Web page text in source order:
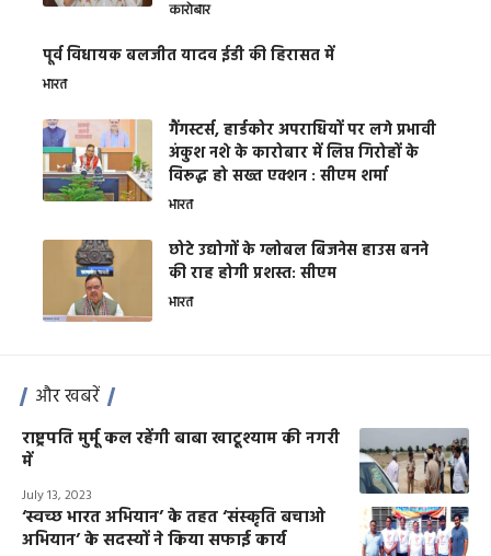
कारोबार
पूर्व विधायक बलजीत यादव ईडी की हिरासत में
भारत
गैंगस्टर्स, हार्डकोर अपराधियों पर लगे प्रभावी
अंकुश नशे के कारोबार में लिप्त गिरोहों के
विरूद्ध हो सख्त एक्शन : सीएम शर्मा
भारत
छोटे उद्योगों के ग्लोबल बिजनेस हाउस बनने
की राह होगी प्रशस्त: सीएम
भारत
और खबरें
राष्ट्रपति मुर्मू कल रहेंगी बाबा खाटूश्याम की नगरी
में
July 13, 2023
‘स्वच्छ भारत अभियान’ के तहत ‘संस्कृति बचाओ
अभियान’ के सदस्यों ने किया सफाई कार्य